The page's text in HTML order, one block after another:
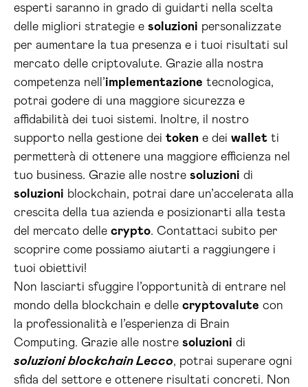
esperti saranno in grado di guidarti nella scelta
delle migliori strategie e soluzioni personalizzate
per aumentare la tua presenza e i tuoi risultati sul
mercato delle criptovalute. Grazie alla nostra
competenza nell’implementazione tecnologica,
potrai godere di una maggiore sicurezza e
affidabilità dei tuoi sistemi. Inoltre, il nostro
supporto nella gestione dei token e dei wallet ti
permetterà di ottenere una maggiore efficienza nel
tuo business. Grazie alle nostre soluzioni di
soluzioni blockchain, potrai dare un’accelerata alla
crescita della tua azienda e posizionarti alla testa
del mercato delle crypto. Contattaci subito per
scoprire come possiamo aiutarti a raggiungere i
tuoi obiettivi!
Non lasciarti sfuggire l’opportunità di entrare nel
mondo della blockchain e delle cryptovalute con
la professionalità e l’esperienza di Brain
Computing. Grazie alle nostre soluzioni di
soluzioni blockchain Lecco, potrai superare ogni
sfida del settore e ottenere risultati concreti. Non